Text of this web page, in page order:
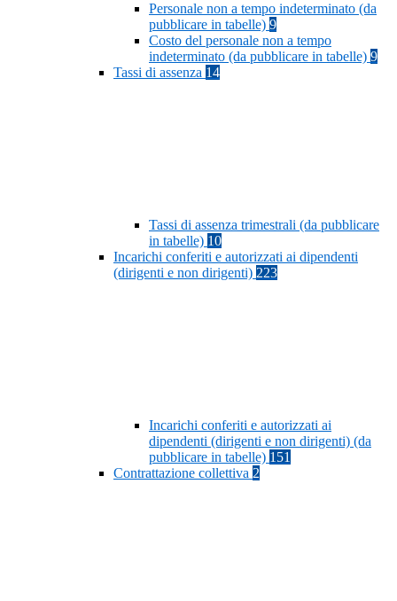
Personale non a tempo indeterminato (da
pubblicare in tabelle) 9
Costo del personale non a tempo
indeterminato (da pubblicare in tabelle) 9
Tassi di assenza 14
Tassi di assenza trimestrali (da pubblicare
in tabelle) 10
Incarichi conferiti e autorizzati ai dipendenti
(dirigenti e non dirigenti) 223
Incarichi conferiti e autorizzati ai
dipendenti (dirigenti e non dirigenti) (da
pubblicare in tabelle) 151
Contrattazione collettiva 2